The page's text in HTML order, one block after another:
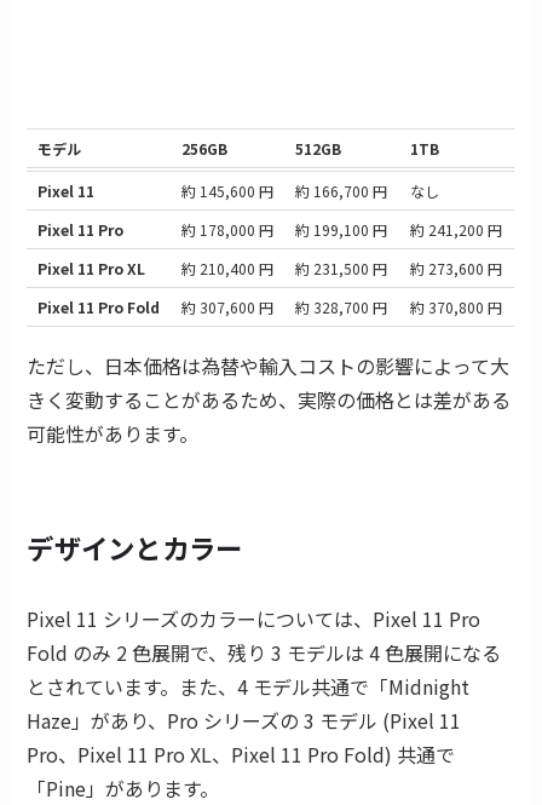
モデル 256GB 512GB 1TB
Pixel 11 約 145,600 円 約 166,700 円
なし
Pixel 11 Pro
約 178,000 円 約 199,100 円
約 241,200 円
Pixel 11 Pro XL
約 210,400 円 約 231,500 円
約 273,600 円
Pixel 11 Pro Fold
約 307,600 円 約 328,700 円 約 370,800 円
ただし、日本価格は為替や輸入コストの影響によって大
きく変動することがあるため、実際の価格とは差がある
可能性があります。
デザインとカラー
Pixel 11 シリーズのカラーについては、Pixel 11 Pro
Fold のみ 2 色展開で、残り 3 モデルは 4 色展開になる
とされています。また、4 モデル共通で「Midnight
Haze」があり、Pro シリーズの 3 モデル (Pixel 11
Pro、Pixel 11 Pro XL、Pixel 11 Pro Fold) 共通で
「Pine」があります。